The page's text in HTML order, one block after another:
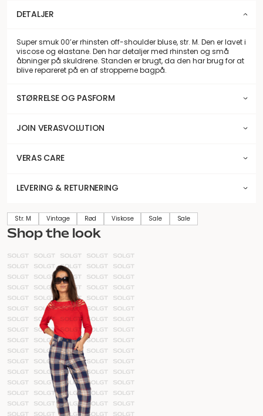
DETALJER
Super smuk 00’er rhinsten off-shoulder bluse, str. M. Den er lavet i
viscose og elastane. Den har detaljer med rhinsten og små
åbninger på skuldrene. Standen er brugt, da den har brug for at
blive repareret på en af stropperne bagpå.
STØRRELSE OG PASFORM
JOIN VERASVOLUTION
VERAS CARE
LEVERING & RETURNERING
Str. M Vintage Rød Viskose Sale Sale
Shop the look